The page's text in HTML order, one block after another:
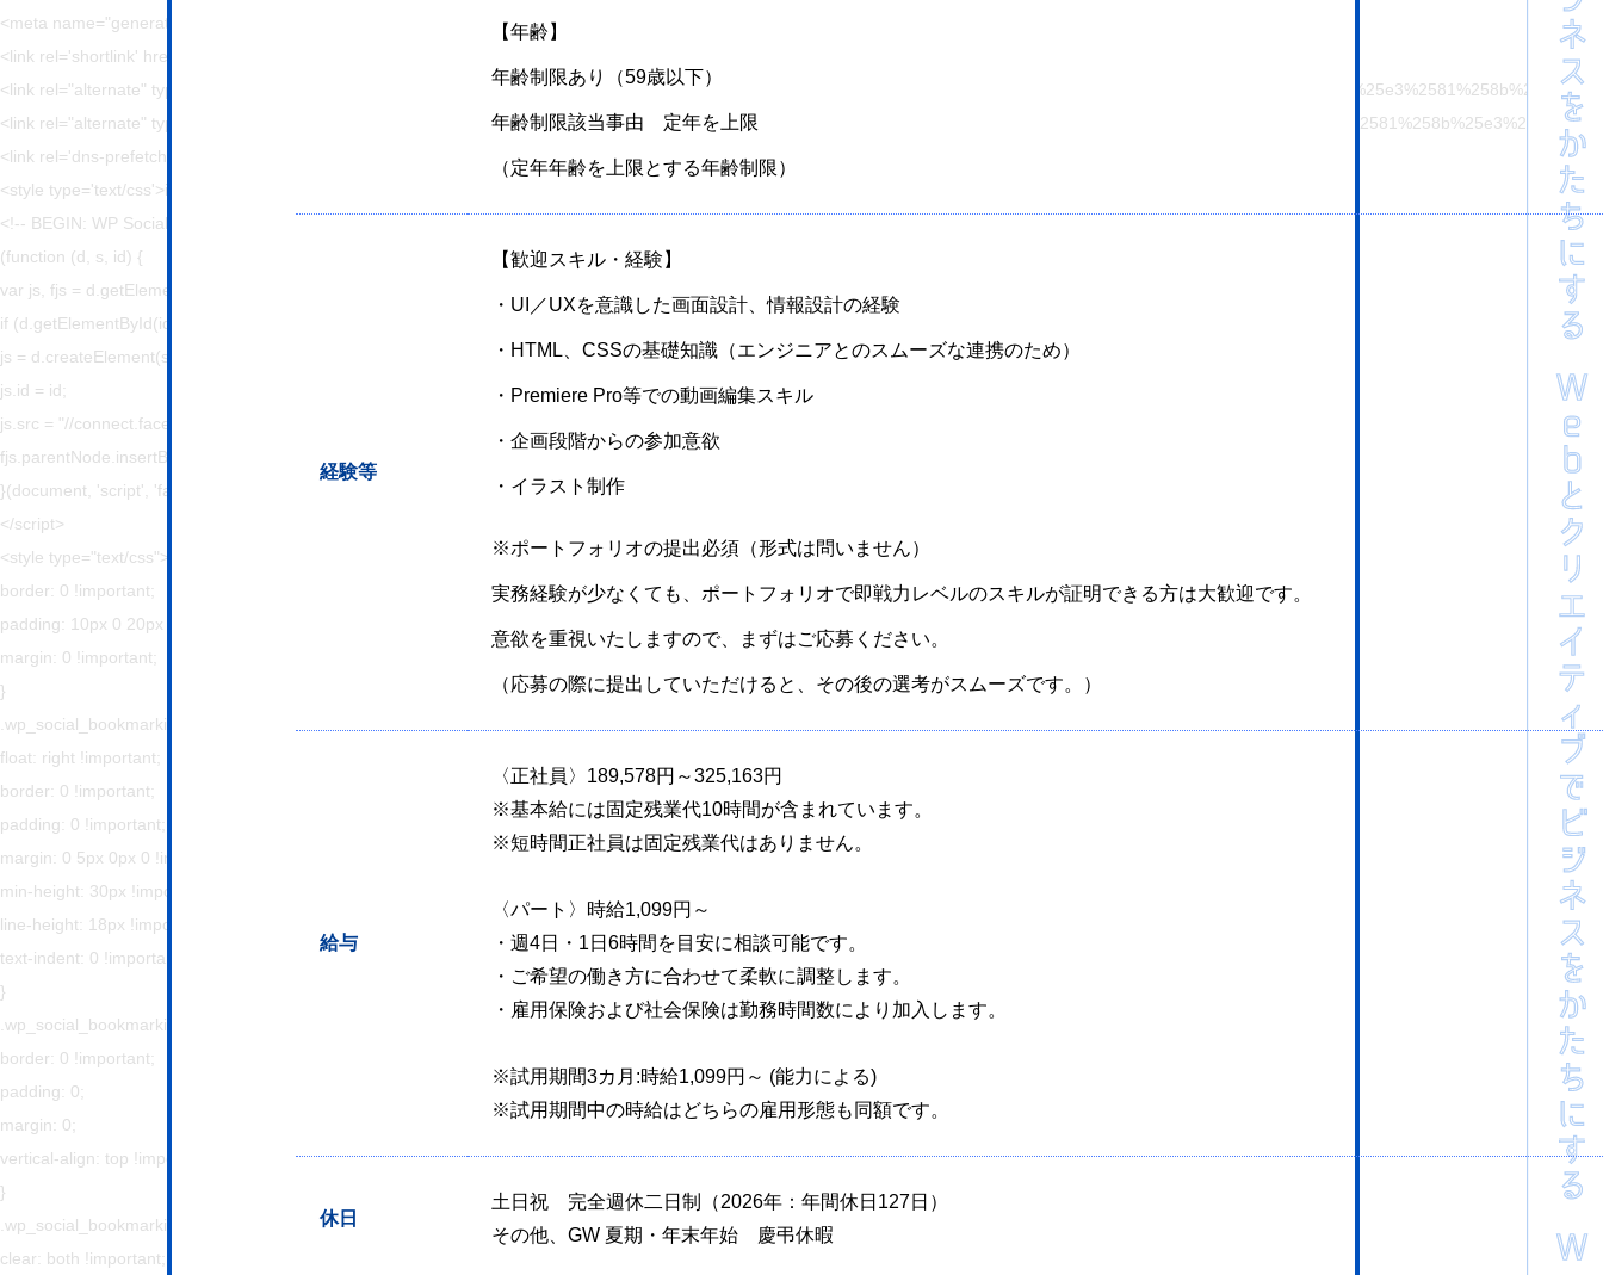
【年齢】
年齢制限あり（59歳以下）
年齢制限該当事由 定年を上限
（定年年齢を上限とする年齢制限）
経験等
【歓迎スキル・経験】
・UI／UXを意識した画面設計、情報設計の経験
・HTML、CSSの基礎知識（エンジニアとのスムーズな連携のため）
・Premiere Pro等での動画編集スキル
・企画段階からの参加意欲
・イラスト制作
※ポートフォリオの提出必須（形式は問いません）
実務経験が少なくても、ポートフォリオで即戦力レベルのスキルが証明できる方は大歓迎です。
意欲を重視いたしますので、まずはご応募ください。
（応募の際に提出していただけると、その後の選考がスムーズです。）
給与
〈正社員〉189,578円～325,163円
※基本給には固定残業代10時間が含まれています。
※短時間正社員は固定残業代はありません。
〈パート〉時給1,099円～
・週4日・1日6時間を目安に相談可能です。
・ご希望の働き方に合わせて柔軟に調整します。
・雇用保険および社会保険は勤務時間数により加入します。
※試用期間3カ月:時給1,099円～ (能力による)
※試用期間中の時給はどちらの雇用形態も同額です。
休日
土日祝 完全週休二日制（2026年：年間休日127日）
その他、GW 夏期・年末年始 慶弔休暇
<meta name="generator" content="WordPress 5.8.1" />
<link rel='shortlink' href='https://wp.me/P9lQxV-5' />
<link rel="alternate" type="application/json+oembed" href="https://hajimecreate.com/wp-json/oembed/1.0/
<link rel="alternate" type="text/xml+oembed" href="https://hajimecreate.com/wp-json/oembed/1.0/
<link rel='dns-prefetch' href='//v0.wordpress.com'/>
<style type='text/css'>img#wpstats{display:none}</style><style type="text/css">.recentcomments a{display:inline !important;padding:0 !important;margin:0 !important;}</style>
<!-- BEGIN: WP Social Bookmarking Light HEAD --><script>
(function (d, s, id) {
var js, fjs = d.getElementsByTagName(s)[0];
if (d.getElementById(id)) return;
js = d.createElement(s);
js.id = id;
js.src = "//connect.facebook.net/ja_JP/sdk.js#xfbml=1&version=v2.7";
fjs.parentNode.insertBefore(js, fjs);
}(document, 'script', 'facebook-jssdk'));
</script>
<style type="text/css">.wp_social_bookmarking_light{
border: 0 !important;
padding: 10px 0 20px 0 !important;
margin: 0 !important;
}
.wp_social_bookmarking_light div{
float: right !important;
border: 0 !important;
padding: 0 !important;
margin: 0 5px 0px 0 !important;
min-height: 30px !important;
line-height: 18px !important;
text-indent: 0 !important;
}
.wp_social_bookmarking_light img{
border: 0 !important;
padding: 0;
margin: 0;
vertical-align: top !important;
}
.wp_social_bookmarking_light_clear{
clear: both !important;